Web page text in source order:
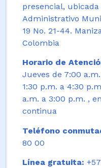
presencial,
Administrativo
19 No. 21-44.
Colombia
Horario de
Jueves de 7:00
1:30 p.m. a 4:30
a.m. a 3:00 p.m. ,
continua
Teléfono
80 00
Línea gratuita: